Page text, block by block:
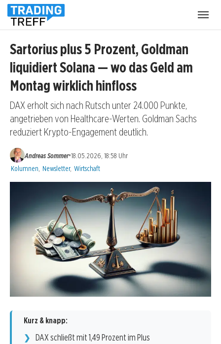
Sartorius plus 5 Prozent, Goldman
liquidiert Solana — wo das Geld am
Montag wirklich hinfloss
DAX erholt sich nach Rutsch unter 24.000 Punkte,
angetrieben von Healthcare-Werten. Goldman Sachs
reduziert Krypto-Engagement deutlich.
Andreas Sommer•18.05.2026, 18:58 Uhr
Kategorien:
Kolumnen Newsletter, Wirtschaft
Kurz & knapp:
DAX schließt mit 1,49 Prozent im Plus